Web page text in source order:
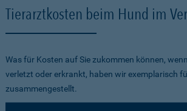
Tierarztkosten beim Hund im
Was für Kosten auf Sie zukommen können,
verletzt oder erkrankt, haben wir exemplarisch
zusammengestellt.